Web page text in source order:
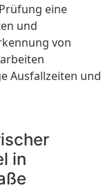
eine
und
von
Ausfallzeiten und
in